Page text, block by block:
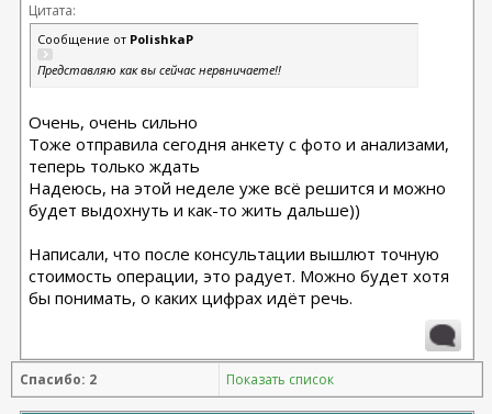
Цитата:
Сообщение от PolishkaP
Представляю как вы сейчас нервничаете!!
Очень, очень сильно
Тоже отправила сегодня анкету с фото и анализами,
теперь только ждать
Надеюсь, на этой неделе уже всё решится и можно
будет выдохнуть и как-то жить дальше))
Написали, что после консультации вышлют точную
стоимость операции, это радует. Можно будет хотя
бы понимать, о каких цифрах идёт речь.
Спасибо: 2 Показать список